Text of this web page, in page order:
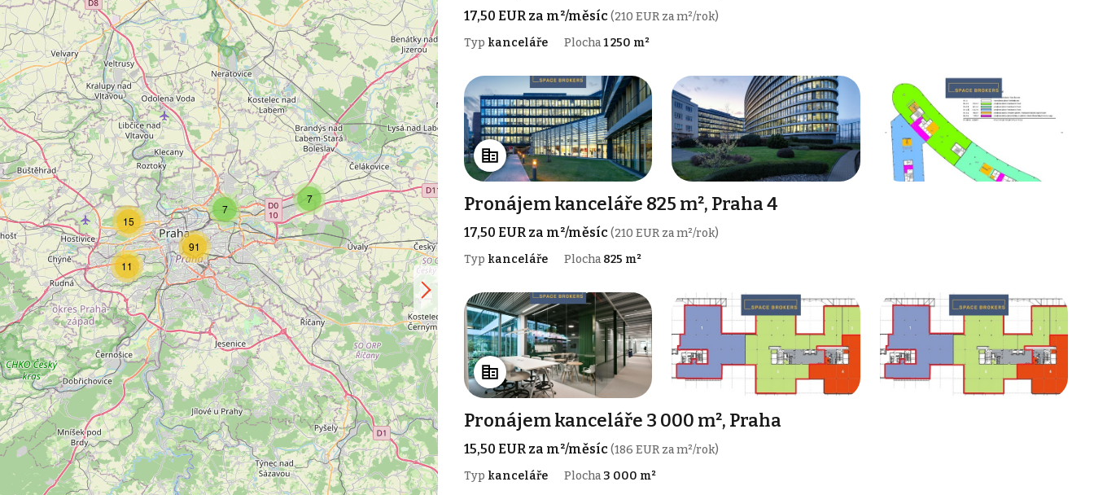
11
15
7
7
91
17,50 EUR za m²/měsíc(210 EUR za m²/rok)
Typ kanceláře Plocha1 250 m²
Pronájem kanceláře 825 m², Praha 4
17,50 EUR za m²/měsíc(210 EUR za m²/rok)
Typ kanceláře Plocha 825 m²
Pronájem kanceláře 3 000 m², Praha
15,50 EUR za m²/měsíc(186 EUR za m²/rok)
Typ kanceláře Plocha 3 000 m²